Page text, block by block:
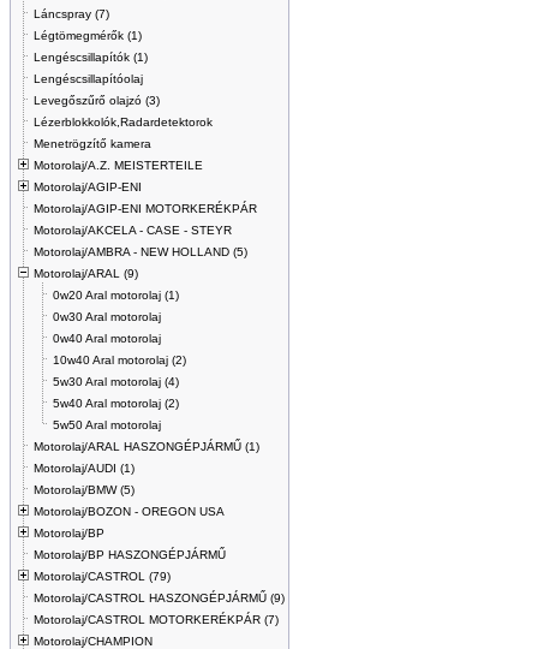
Láncspray (7)
Légtömegmérők (1)
Lengéscsillapítók (1)
Lengéscsillapítóolaj
Levegőszűrő olajzó (3)
Lézerblokkolók,Radardetektorok
Menetrögzítő kamera
Motorolaj/A.Z. MEISTERTEILE
Motorolaj/AGIP-ENI
Motorolaj/AGIP-ENI MOTORKERÉKPÁR
Motorolaj/AKCELA - CASE - STEYR
Motorolaj/AMBRA - NEW HOLLAND (5)
Motorolaj/ARAL (9)
0w20 Aral motorolaj (1)
0w30 Aral motorolaj
0w40 Aral motorolaj
10w40 Aral motorolaj (2)
5w30 Aral motorolaj (4)
5w40 Aral motorolaj (2)
5w50 Aral motorolaj
Motorolaj/ARAL HASZONGÉPJÁRMŰ (1)
Motorolaj/AUDI (1)
Motorolaj/BMW (5)
Motorolaj/BOZON - OREGON USA
Motorolaj/BP
Motorolaj/BP HASZONGÉPJÁRMŰ
Motorolaj/CASTROL (79)
Motorolaj/CASTROL HASZONGÉPJÁRMŰ (9)
Motorolaj/CASTROL MOTORKERÉKPÁR (7)
Motorolaj/CHAMPION